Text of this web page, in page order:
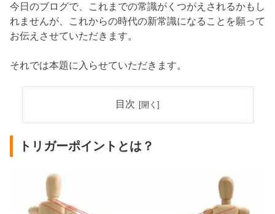
今日のブログで、これまでの常識がくつがえされるかもし
れませんが、これからの時代の新常識になることを願って
お伝えさせていただきます。
それでは本題に入らせていただきます。
目次
トリガーポイントとは？